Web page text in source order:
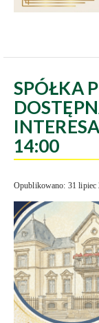
SPÓŁKA
14:00
Opublikowano: 31 lipiec